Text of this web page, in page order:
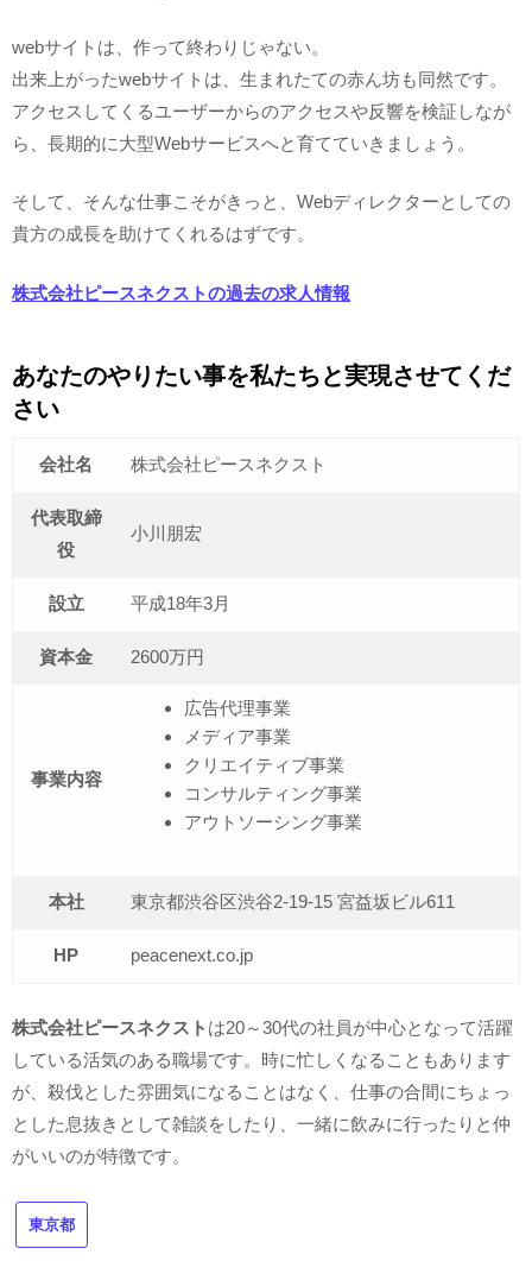
webサイトは、作って終わりじゃない。
出来上がったwebサイトは、生まれたての赤ん坊も同然です。
アクセスしてくるユーザーからのアクセスや反響を検証しなが
ら、長期的に大型Webサービスへと育てていきましょう。
そして、そんな仕事こそがきっと、Webディレクターとしての
貴方の成長を助けてくれるはずです。
株式会社ピースネクストの過去の求人情報
あなたのやりたい事を私たちと実現させてくだ
さい
会社名 株式会社ピースネクスト
代表取締
役
小川朋宏
設立 平成18年3月
資本金 2600万円
事業内容
広告代理事業
メディア事業
クリエイティブ事業
コンサルティング事業
アウトソーシング事業
本社 東京都渋谷区渋谷2-19-15 宮益坂ビル611
HP peacenext.co.jp
株式会社ピースネクスト は20～30代の社員が中心となって活躍
している活気のある職場です。時に忙しくなることもあります
が、殺伐とした雰囲気になることはなく、仕事の合間にちょっ
とした息抜きとして雑談をしたり、一緒に飲みに行ったりと仲
がいいのが特徴です。
東京都